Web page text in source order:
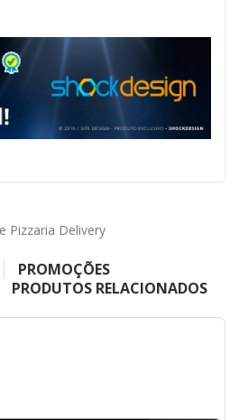
Pizzaria Delivery
PROMOÇÕES
PRODUTOS RELACIONADOS